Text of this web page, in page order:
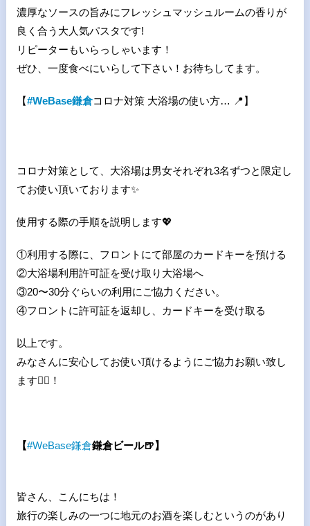
濃厚なソースの旨みにフレッシュマッシュルームの香りが
良く合う大人気パスタです!
リピーターもいらっしゃいます！
ぜひ、一度食べにいらして下さい！お待ちしてます。
【#WeBase鎌倉コロナ対策 大浴場の使い方… 📍】
コロナ対策として、大浴場は男女それぞれ3名ずつと限定し
てお使い頂いております✨
使用する際の手順を説明します💖
①利用する際に、フロントにて部屋のカードキーを預ける
②大浴場利用許可証を受け取り大浴場へ
③20〜30分ぐらいの利用にご協力ください。
④フロントに許可証を返却し、カードキーを受け取る
以上です。
みなさんに安心してお使い頂けるようにご協力お願い致し
ます🙇‍♀️！
【#WeBase鎌倉鎌倉ビール🍺】
皆さん、こんにちは！
旅行の楽しみの一つに地元のお酒を楽しむというのがあり